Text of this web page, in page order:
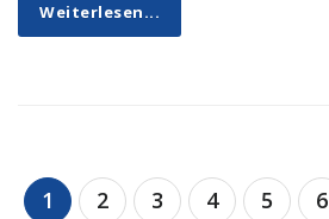
Weiterlesen...
1 2 3 4 5 6